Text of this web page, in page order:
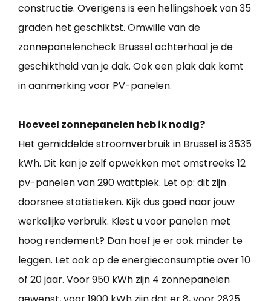
constructie. Overigens is een hellingshoek van 35
graden het geschiktst. Omwille van de
zonnepanelencheck Brussel achterhaal je de
geschiktheid van je dak. Ook een plak dak komt
in aanmerking voor PV-panelen.
Hoeveel zonnepanelen heb ik nodig?
Het gemiddelde stroomverbruik in Brussel is 3535
kWh. Dit kan je zelf opwekken met omstreeks 12
pv-panelen van 290 wattpiek. Let op: dit zijn
doorsnee statistieken. Kijk dus goed naar jouw
werkelijke verbruik. Kiest u voor panelen met
hoog rendement? Dan hoef je er ook minder te
leggen. Let ook op de energieconsumptie over 10
of 20 jaar. Voor 950 kWh zijn 4 zonnepanelen